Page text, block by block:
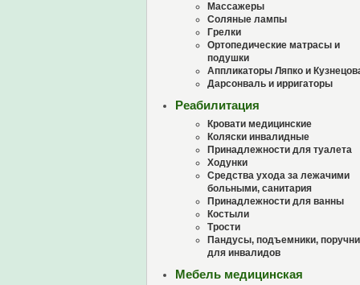
Массажеры
Соляные лампы
Грелки
Ортопедические матрасы и
подушки
Аппликаторы Ляпко и
Дарсонваль и ирригаторы
Реабилитация
Кровати медицинские
Коляски инвалидные
Принадлежности для туалета
Ходунки
Средства ухода за лежачими
больными, санитария
Принадлежности для ванны
Костыли
Трости
Пандусы, подъемники, поручни
для инвалидов
Мебель медицинская